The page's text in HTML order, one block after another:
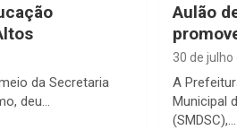
da Secretaria
deu…
Aulão
30 de julho
A
Municipal
(SMDSC),…